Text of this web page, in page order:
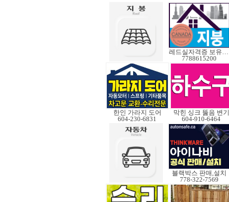
레드실자격증 보유업체
7788615200
한인 가라지 도어
604-230-6831
막힌 싱크 뚫음 변기
604-910-6464
블랙박스 판매,설치
778-322-7569